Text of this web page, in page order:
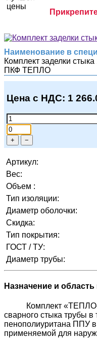
Наименование в
Комплект заделки
ПКФ ТЕПЛО
Цена с НДС: 1
+ −
Артикул:
Вес:
Объем :
Тип изоляции:
Диаметр оболочки:
Скидка:
Тип покрытия:
ГОСТ / ТУ:
Диаметр трубы:
Назначение и
Комплект «ТЕПЛО-9»
сварного стыка трубы в
пенополиуритана ППУ
применяемой для